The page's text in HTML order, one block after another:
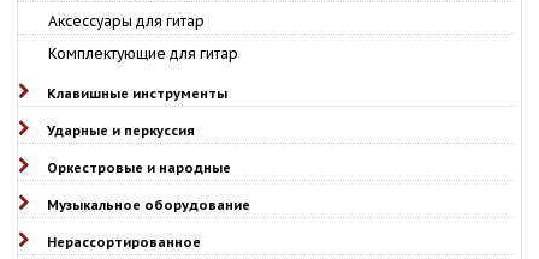
Аксессуары для гитар
Комплектующие для гитар
Клавишные инструменты
Ударные и перкуссия
Оркестровые и народные
Музыкальное оборудование
Нерассортированное